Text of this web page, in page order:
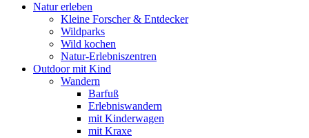
Natur erleben
Kleine Forscher & Entdecker
Wildparks
Wild kochen
Natur-Erlebniszentren
Outdoor mit Kind
Wandern
Barfuß
Erlebniswandern
mit Kinderwagen
mit Kraxe